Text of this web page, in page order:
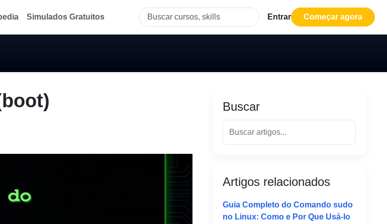
Simulados Gratuitos Entrar Começar agora
Buscar
Artigos relacionados
Guia Completo do Comando sudo
no Linux: Como e Por Que Usá-lo